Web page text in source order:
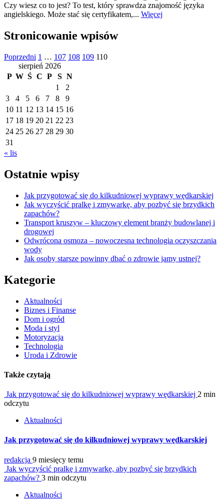
Czy wiesz co to jest? To test, który sprawdza znajomość języka
angielskiego. Może stać się certyfikatem,... Więcej
Stronicowanie wpisów
Poprzedni 1 … 107 108 109 110
sierpień 2026
P W Ś C P S N
1
2
3
4 5 6 7 8
9
10 11 12 13 14 15 16
17 18 19 20 21 22 23
24 25 26 27 28 29 30
31
« lis
Ostatnie wpisy
Jak przygotować się do kilkudniowej wyprawy wędkarskiej
Jak wyczyścić pralkę i zmywarkę, aby pozbyć się brzydkich
zapachów?
Transport kruszyw – kluczowy element branży budowlanej i
drogowej
Odwrócona osmoza – nowoczesna technologia oczyszczania
wody
Jak osoby starsze powinny dbać o zdrowie jamy ustnej?
Kategorie
Aktualności
Biznes i Finanse
Dom i ogród
Moda i styl
Motoryzacja
Technologia
Uroda i Zdrowie
Także czytają
Jak przygotować się do kilkudniowej wyprawy wędkarskiej 2 min
odczytu
Aktualności
Jak przygotować się do kilkudniowej wyprawy wędkarskiej
redakcja 9 miesięcy temu
Jak wyczyścić pralkę i zmywarkę, aby pozbyć się brzydkich
zapachów? 3 min odczytu
Aktualności